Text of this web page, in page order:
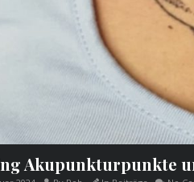
Akupunkturpunkte